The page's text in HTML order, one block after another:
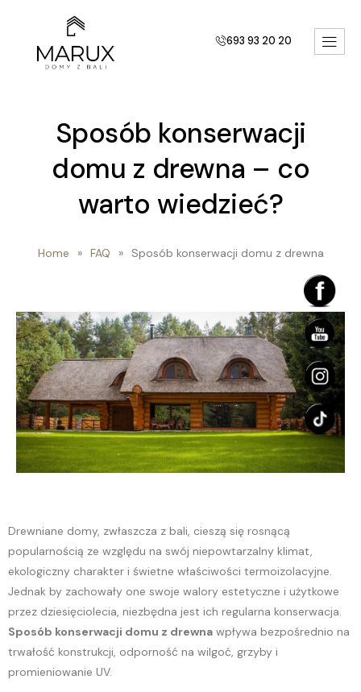
693 93 20 20
Sposób konserwacji
domu z drewna – co
warto wiedzieć?
Home » FAQ » Sposób konserwacji domu z drewna
Drewniane domy, zwłaszcza z bali, cieszą się rosnącą
popularnością ze względu na swój niepowtarzalny klimat,
ekologiczny charakter i świetne właściwości termoizolacyjne.
Jednak by zachowały one swoje walory estetyczne i użytkowe
przez dziesięciolecia, niezbędna jest ich regularna konserwacja.
Sposób konserwacji domu z drewna wpływa bezpośrednio na
trwałość konstrukcji, odporność na wilgoć, grzyby i
promieniowanie UV.